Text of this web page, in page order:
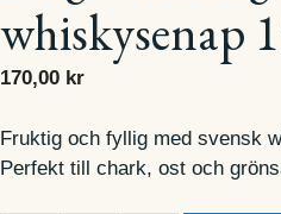
whiskysenap
170,00 kr
Fruktig och fyllig med svensk
Perfekt till chark, ost och